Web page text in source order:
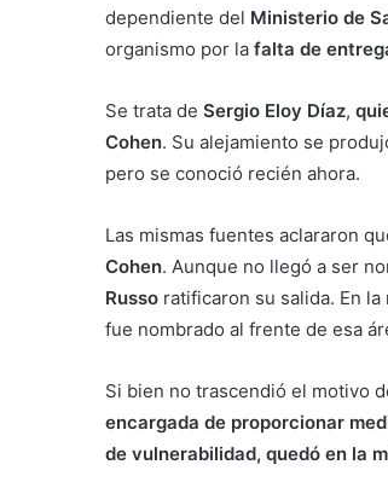
dependiente del Ministerio de
organismo por la falta de
Se trata de Sergio Eloy Díaz,
Cohen. Su alejamiento se
pero se conoció recién ahora.
Las mismas fuentes aclararon
Cohen. Aunque no llegó a ser
Russo ratificaron su salida. En
fue nombrado al frente de esa
Si bien no trascendió el motivo
encargada de proporcionar
de vulnerabilidad, quedó en la